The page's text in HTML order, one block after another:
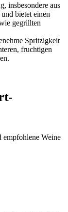
insbesondere aus
bietet einen
gegrillten
Spritzigkeit
fruchtigen
empfohlene Weine